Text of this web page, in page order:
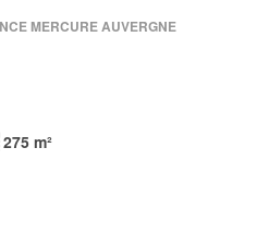
MERCURE AUVERGNE
275 m²